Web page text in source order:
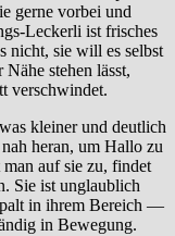
gerne vorbei und
Leckerli ist frisches
nicht, sie will es selbst
stehen lässt,
verschwindet.
kleiner und deutlich
heran, um Hallo zu
auf sie zu, findet
Sie ist unglaublich
in ihrem Bereich —
in Bewegung.